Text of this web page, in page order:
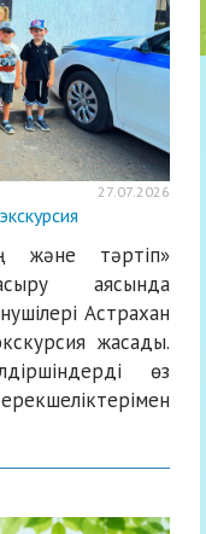
27.07.2026
және тәртіп»
аясында
Астрахан
жасады.
өз